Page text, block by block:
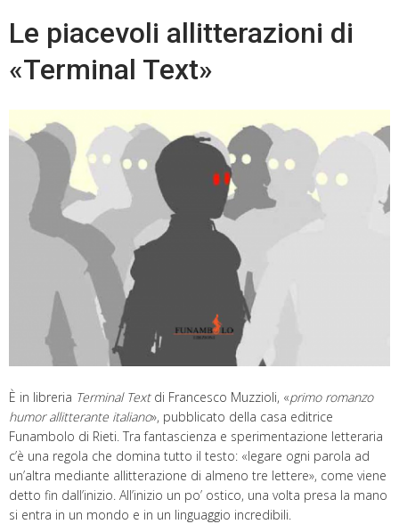
Le piacevoli allitterazioni di
«Terminal Text»
È in libreria Terminal Textdi Francesco Muzzioli, «primo romanzo
humor allitterante italiano», pubblicato della casa editrice
Funambolo di Rieti. Tra fantascienza e sperimentazione letteraria
c’è una regola che domina tutto il testo: «legare ogni parola ad
un’altra mediante allitterazione di almeno tre lettere», come viene
detto fin dall’inizio. All’inizio un po’ ostico, una volta presa la mano
si entra in un mondo e in un linguaggio incredibili.